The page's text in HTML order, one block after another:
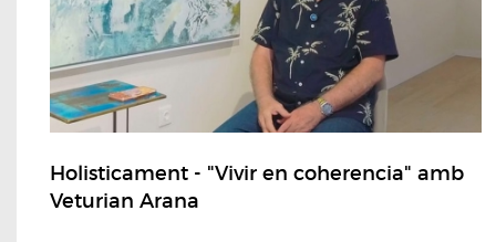
Holisticament - "Vivir en coherencia" amb
Veturian Arana